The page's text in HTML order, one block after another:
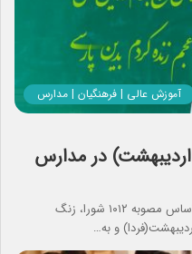
آموزش عالی | فرهنگیان | مدارس
زنگ «زبان فارسی» فردا(۲۴ اردیبهشت) در مدارس
شورای عالی آموزش و پرورش اعلام کرد براساس مصوبه ۱۰۱۲ شورا، زنگ